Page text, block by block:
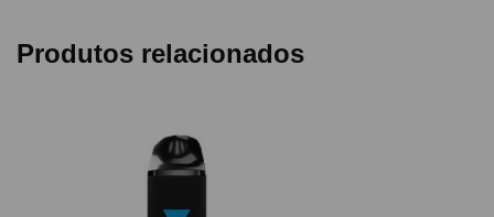
Produtos relacionados